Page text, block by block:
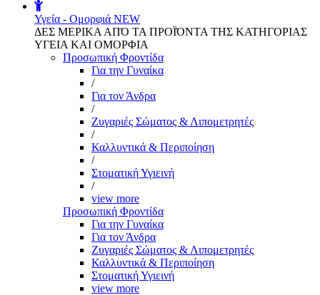
Υγεία - Ομορφιά NEW
ΔΕΣ ΜΕΡΙΚΑ ΑΠΌ ΤΑ ΠΡΟΪΌΝΤΑ ΤΗΣ ΚΑΤΗΓΟΡΙΑΣ
ΥΓΕΙΑ ΚΑΙ ΟΜΟΡΦΙΑ
Προσωπική Φροντίδα
Για την Γυναίκα
/
Για τον Άνδρα
/
Ζυγαριές Σώματος & Λιπομετρητές
/
Καλλυντικά & Περιποίηση
/
Στοματική Υγιεινή
/
view more
Προσωπική Φροντίδα
Για την Γυναίκα
Για τον Άνδρα
Ζυγαριές Σώματος & Λιπομετρητές
Καλλυντικά & Περιποίηση
Στοματική Υγιεινή
view more